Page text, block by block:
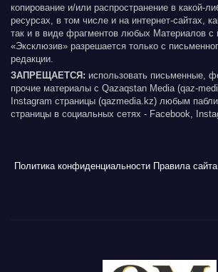
копирование и/или распространение в какой-
ресурсах, в том числе и на интернет-сайтах,
так и в виде фрагментов любых Материалов с
«Эксклюзив» разрешается только с
редакции.
ЗАПРЕЩАЕТСЯ: использовать письменные,
прочие материалы с Qazaqstan Media (qaz-
Instagram страницы (qazmedia.kz) любым
страницы в социальных сетях - Facebook,
Политика конфиденциальности Правила сайта